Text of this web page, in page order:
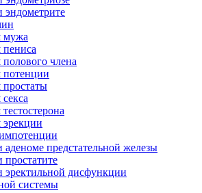
эндометрите
мужа
пениса
полового члена
потенции
простаты
эрекции
аденоме предстательной железы
простатите
эректильной дисфункции
системы